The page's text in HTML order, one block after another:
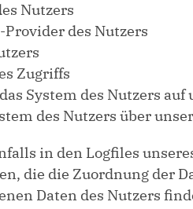
Nutzers
des Nutzers
Zugriffs
System des Nutzers
des Nutzers über
in den Logfiles
die die Zuordnung der
Daten des Nutzers